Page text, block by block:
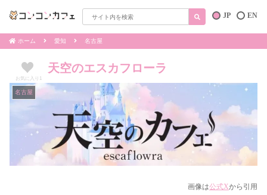
EN
JP
ホーム 愛知 名古屋
お気に入り
天空のエスカフローラ
名古屋
画像は公式Xから引用